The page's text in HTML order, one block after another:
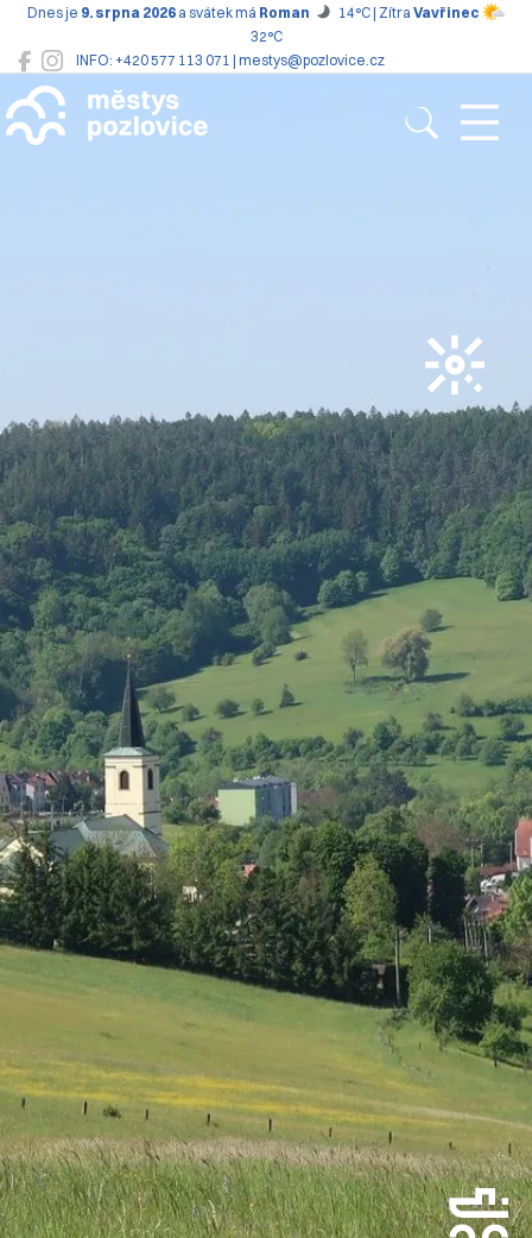
INFO: +420 577 113 071 | mestys@pozlovice.cz
Dnes je 9. srpna 2026 a svátek má Roman 14°C | Zítra Vavřinec
32°C
Pozlovice